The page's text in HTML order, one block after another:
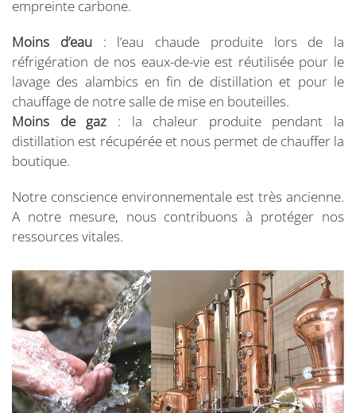
empreinte carbone.
Moins d’eau: l’eau chaude produite lors de la
réfrigération de nos eaux-de-vie est réutilisée pour le
lavage des alambics en fin de distillation et pour le
chauffage de notre salle de mise en bouteilles.
Moins de gaz : la chaleur produite pendant la
distillation est récupérée et nous permet de chauffer la
boutique.
Notre conscience environnementale est très ancienne.
A notre mesure, nous contribuons à protéger nos
ressources vitales.